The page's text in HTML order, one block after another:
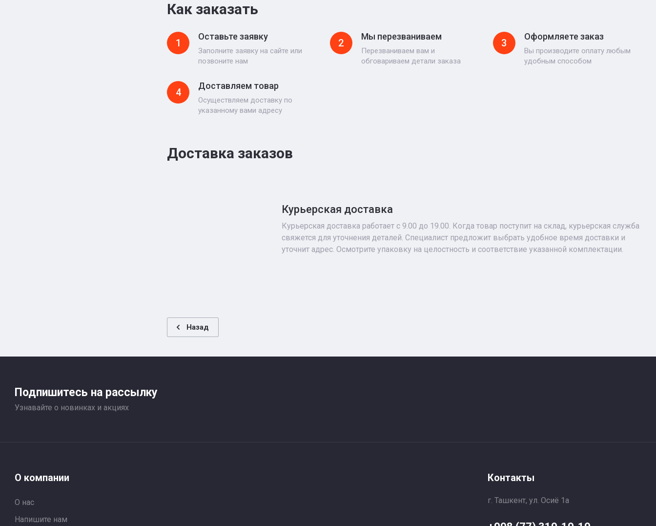
Как заказать
1
Оставьте заявку
Заполните заявку на сайте или
позвоните нам
2
Мы перезваниваем
Перезваниваем вам и
обговариваем детали заказа
3
Оформляете заказ
Вы производите оплату любым
удобным способом
4
Доставляем товар
Осуществляем доставку по
указанному вами адресу
Доставка заказов
Курьерская доставка
Курьерская доставка работает с 9.00 до 19.00. Когда товар поступит на склад, курьерская служба
свяжется для уточнения деталей. Специалист предложит выбрать удобное время доставки и
уточнит адрес. Осмотрите упаковку на целостность и соответствие указанной комплектации.
Назад
Подпишитесь на рассылку
Узнавайте о новинках и акциях
О компании
О нас
Напишите нам
Контакты
г. Ташкент, ул. Осиё 1a